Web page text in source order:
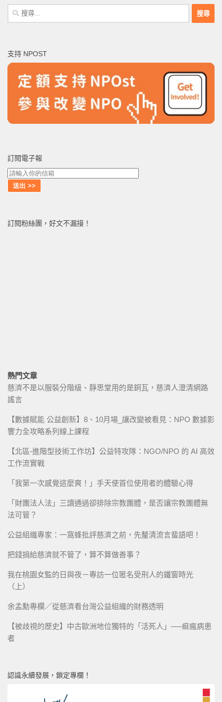
搜
尋
字:
支持 NPOST
訂閱電子報
訂閱粉絲團，好文不漏接！
熱門文章
慈濟不是以服裝分階級、靜思堂用的是銅瓦，慈濟人澄清網路
謠言
【數據賦能 公益創新】8、10月場_讓改變被看見：NPO 數據影
響力全攻略系列線上課程
【北區-進階型技術工作坊】公益特攻隊：NGO/NPO 的 AI 高效
工作流實戰
「我第一次感覺這麼爽！」手天使首位使用者的體驗心得
「財團法人法」三讀通過卻排除宗教團體，是否讓宗教團體無
法可管？
公益組織專家：一窩蜂批評慈濟之前，先釐清流言蜚語吧！
把錢捐給慈濟就不管了，算不算做善事？
我在桃園女監的日與夜－專訪一位匿名受刑人的鐵窗時光
（上）
余孟勳專欄／從慈濟看台灣公益組織的財務透明
【被歧視的歷史】中古歐洲地位獨特的「活死人」──痲瘋病患
者
認識永續發展，鎖定專欄！